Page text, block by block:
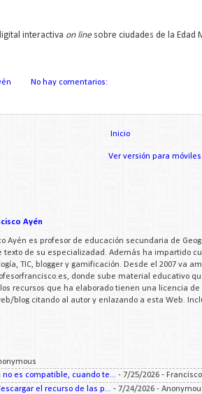
interactiva on line sobre ciudades de la Edad
No hay comentarios:
Inicio
Ver versión para móviles
Ayén
Ayén es profesor de educación secundaria de
texto de su especializadad. Además ha impartido
TIC, blogger y gamificación. Desde el 2007 va
donde sube material educativo
recursos que ha elaborado tienen una licencia
blog citando al autor y enlazando a esta Web.
no es compatible, cuando te... - 7/25/2026 -
el recurso de las p... - 7/24/2026 -